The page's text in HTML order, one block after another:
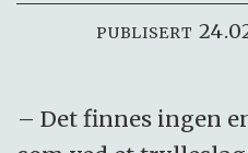
PUBLISERT
– Det finnes ingen